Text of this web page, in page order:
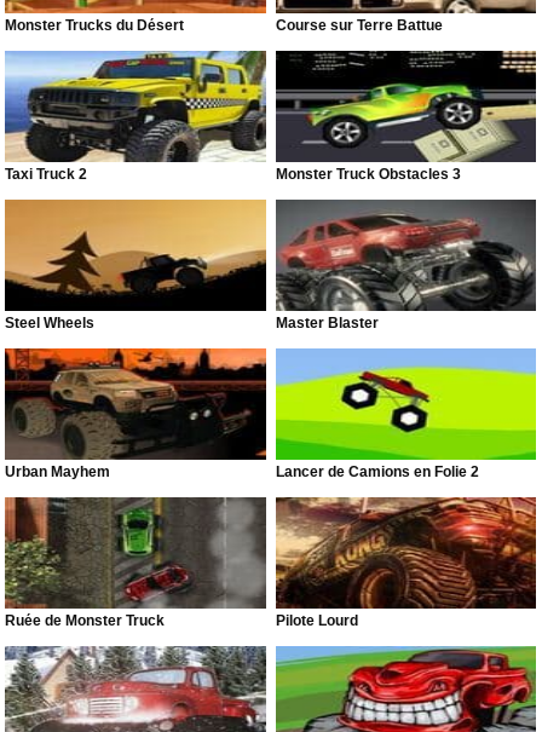
Monster Trucks du Désert Course sur Terre Battue
Taxi Truck 2 Monster Truck Obstacles 3
Steel Wheels Master Blaster
Urban Mayhem Lancer de Camions en Folie 2
Ruée de Monster Truck Pilote Lourd